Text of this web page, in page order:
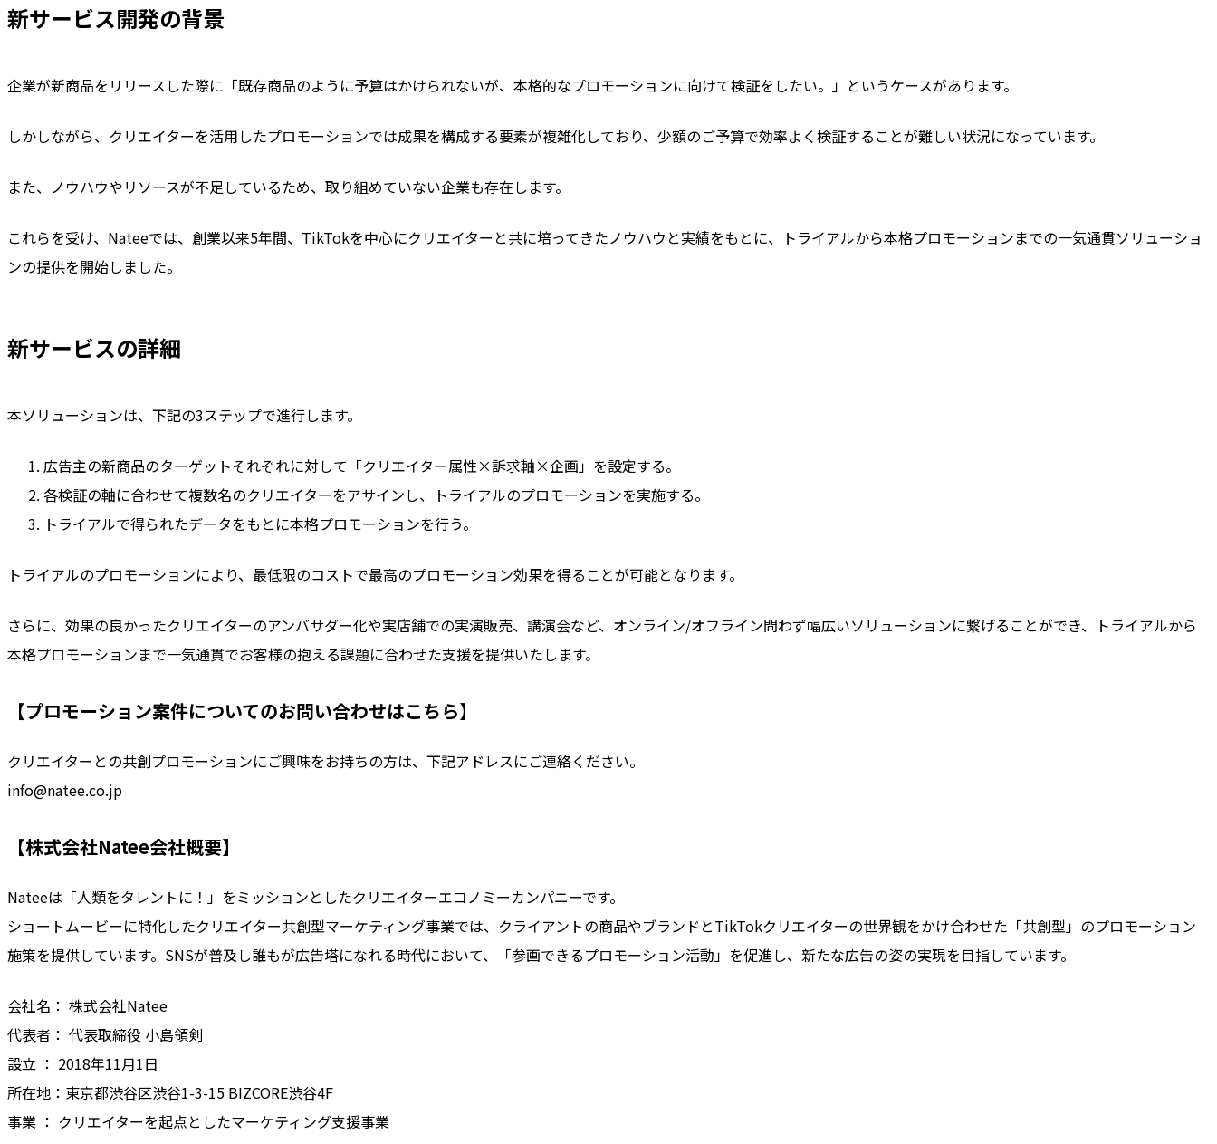
新サービス開発の背景
企業が新商品をリリースした際に「既存商品のように予算はかけられないが、本格的なプロモーションに向けて検証をしたい。」というケースがあります。
しかしながら、クリエイターを活用したプロモーションでは成果を構成する要素が複雑化しており、少額のご予算で効率よく検証することが難しい状況になっています。
また、ノウハウやリソースが不足しているため、取り組めていない企業も存在します。
これらを受け、Nateeでは、創業以来5年間、TikTokを中心にクリエイターと共に培ってきたノウハウと実績をもとに、トライアルから本格プロモーションまでの一気通貫ソリューショ
ンの提供を開始しました。
新サービスの詳細
本ソリューションは、下記の3ステップで進行します。
広告主の新商品のターゲットそれぞれに対して「クリエイター属性×訴求軸×企画」を設定する。
各検証の軸に合わせて複数名のクリエイターをアサインし、トライアルのプロモーションを実施する。
トライアルで得られたデータをもとに本格プロモーションを行う。
トライアルのプロモーションにより、最低限のコストで最高のプロモーション効果を得ることが可能となります。
さらに、効果の良かったクリエイターのアンバサダー化や実店舗での実演販売、講演会など、オンライン/オフライン問わず幅広いソリューションに繋げることができ、トライアルから
本格プロモーションまで一気通貫でお客様の抱える課題に合わせた支援を提供いたします。
【プロモーション案件についてのお問い合わせはこちら】
クリエイターとの共創プロモーションにご興味をお持ちの方は、下記アドレスにご連絡ください。
info@natee.co.jp
【株式会社Natee会社概要】
Nateeは「人類をタレントに！」をミッションとしたクリエイターエコノミーカンパニーです。
ショートムービーに特化したクリエイター共創型マーケティング事業では、クライアントの商品やブランドとTikTokクリエイターの世界観をかけ合わせた「共創型」のプロモーション
施策を提供しています。SNSが普及し誰もが広告塔になれる時代において、「参画できるプロモーション活動」を促進し、新たな広告の姿の実現を目指しています。
会社名： 株式会社Natee
代表者： 代表取締役 小島領剣
設立 ： 2018年11月1日
所在地：東京都渋谷区渋谷1-3-15 BIZCORE渋谷4F
事業 ： クリエイターを起点としたマーケティング支援事業